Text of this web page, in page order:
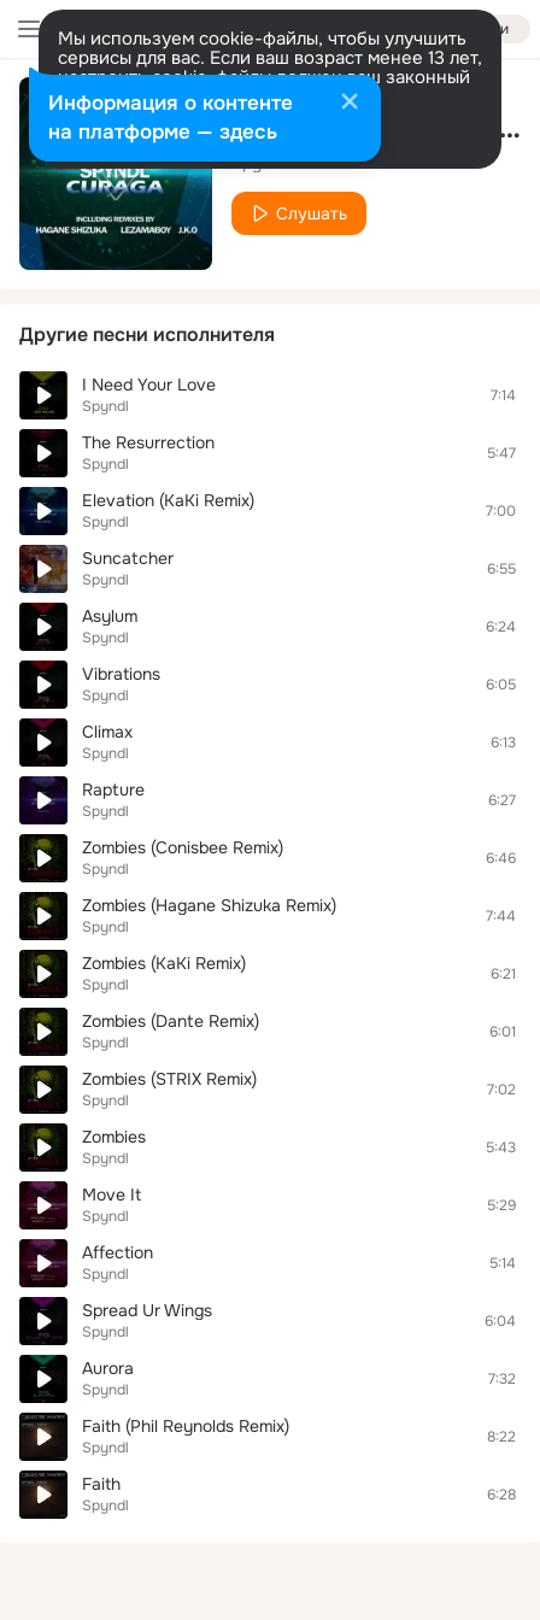
Войти
Мы используем cookie-файлы, чтобы улучшить
сервисы для вас. Если ваш возраст менее 13 лет,
настроить cookie-файлы должен ваш законный
представитель. Больше информации
Разрешить все Настроить Curaga (J.K.O Remix)
Spyndl
Слушать
Другие песни исполнителя
I Need Your Love
Spyndl
7:14
The Resurrection
Spyndl
5:47
Elevation (KaKi Remix)
Spyndl
7:00
Suncatcher
Spyndl
6:55
Asylum
Spyndl
6:24
Vibrations
Spyndl
6:05
Climax
Spyndl
6:13
Rapture
Spyndl
6:27
Zombies (Conisbee Remix)
Spyndl
6:46
Zombies (Hagane Shizuka Remix)
Spyndl
7:44
Zombies (KaKi Remix)
Spyndl
6:21
Zombies (Dante Remix)
Spyndl
6:01
Zombies (STRIX Remix)
Spyndl
7:02
Zombies
Spyndl
5:43
Move It
Spyndl
5:29
Affection
Spyndl
5:14
Spread Ur Wings
Spyndl
6:04
Aurora
Spyndl
7:32
Faith (Phil Reynolds Remix)
Spyndl
8:22
Faith
Spyndl
6:28
Информация о контенте
на платформе — здесь